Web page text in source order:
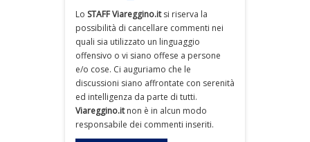
Lo STAFF Viareggino.itsi riserva la
possibilità di cancellare commenti nei
quali sia utilizzato un linguaggio
offensivo o vi siano offese a persone
e/o cose. Ci auguriamo che le
discussioni siano affrontate con serenità
ed intelligenza da parte di tutti.
Viareggino.itnon è in alcun modo
responsabile dei commenti inseriti.